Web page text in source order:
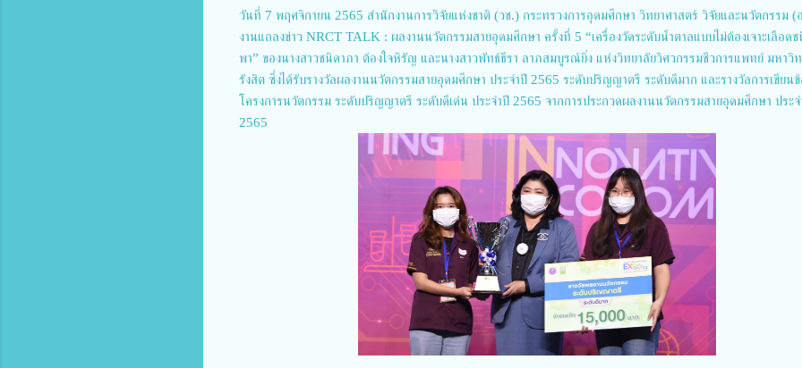
วันที่ 7 พฤศจิกายน 2565 สำนักงานการวิจัยแห่งชาติ (วช.) กระทรวงการอุดมศึกษา วิทยาศาสตร์ วิจัยและนวัตกรรม (
งานแถลงข่าว NRCT TALK : ผลงานนวัตกรรมสายอุดมศึกษา ครั้งที่ 5 “เครื่องวัดระดับน้ำตาลแบบไม่ต้องเจาะเลือด
พา” ของนางสาวชนิดาภา ต้องใจหิรัญ และนางสาวพัทธ์ธีรา ลาภสมบูรณ์ยิ่ง แห่งวิทยาลัยวิศวกรรมชีวการแพทย์ มหาวิ
รังสิต ซึ่งได้รับรางวัลผลงานนวัตกรรมสายอุดมศึกษา ประจำปี 2565 ระดับปริญญาตรี ระดับดีมาก และรางวัลการเขียน
โครงการนวัตกรรม ระดับปริญญาตรี ระดับดีเด่น ประจำปี 2565 จากการประกวดผลงานนวัตกรรมสายอุดมศึกษา ประจ
2565